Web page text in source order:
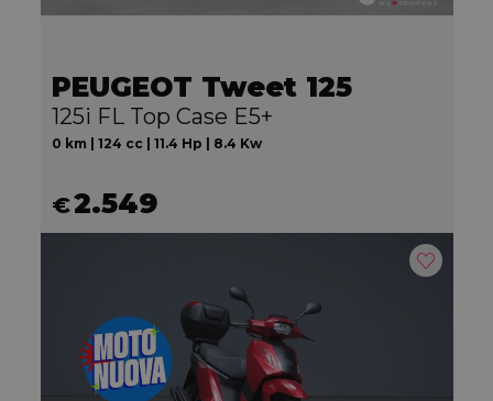
PEUGEOT Tweet 125
125i FL Top Case E5+
0 km | 124 cc | 11.4 Hp | 8.4 Kw
€2.549